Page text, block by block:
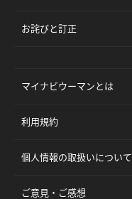
お詫びと訂正
マイナビウーマンとは
利用規約
個人情報の取扱いについて
ご意見・ご感想